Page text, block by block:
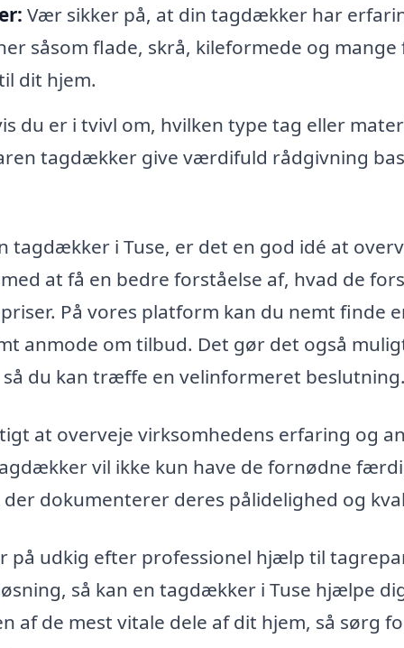
Vær sikker på, at din tagdækker har
såsom flade, skrå, kileformede og mange
dit hjem.
du er i tvivl om, hvilken type tag eller
tagdækker give værdifuld rådgivning
tagdækker i Tuse, er det en god idé at
at få en bedre forståelse af, hvad de
På vores platform kan du nemt finde
anmode om tilbud. Det gør det også
du kan træffe en velinformeret beslutning.
at overveje virksomhedens erfaring og
vil ikke kun have de fornødne
dokumenterer deres pålidelighed og
på udkig efter professionel hjælp til
så kan en tagdækker i Tuse hjælpe
af de mest vitale dele af dit hjem, så sørg